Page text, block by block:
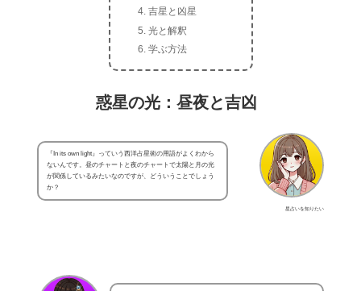
吉星と凶星
光と解釈
学ぶ方法
惑星の光：昼夜と吉凶
星占いを知りたい
『In its own light』っていう西洋占星術の用語がよくわから
ないんです。昼のチャートと夜のチャートで太陽と月の光
が関係しているみたいなのですが、どういうことでしょう
か？